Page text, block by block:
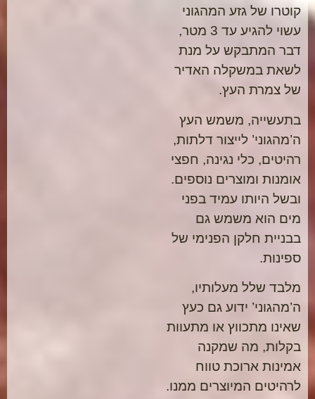
קוטרו של גזע המהגוני
עשוי להגיע עד 3 מטר,
דבר המתבקש על מנת
לשאת במשקלה האדיר
של צמרת העץ.
בתעשייה, משמש העץ
ה’מהגוני’ לייצור דלתות,
רהיטים, כלי נגינה, חפצי
אומנות ומוצרים נוספים.
ובשל היותו עמיד בפני
מים הוא משמש גם
בבניית חלקן הפנימי של
ספינות.
מלבד שלל מעלותיו,
ה’מהגוני’ ידוע גם כעץ
שאינו מתכווץ או מתעוות
בקלות, מה שמקנה
אמינות ארוכת טווח
לרהיטים המיוצרים ממנו.